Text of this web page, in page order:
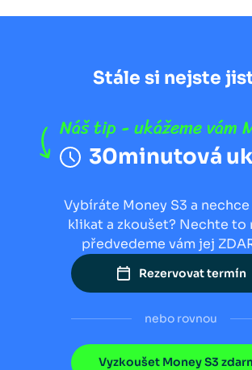
Stále si nejste
Náš tip - ukážeme vám
30minutová
Vybíráte Money S3 a nechce
klikat a zkoušet? Nechte to
předvedeme vám jej
Rezervovat termín
nebo rovnou
Vyzkoušet Money S3